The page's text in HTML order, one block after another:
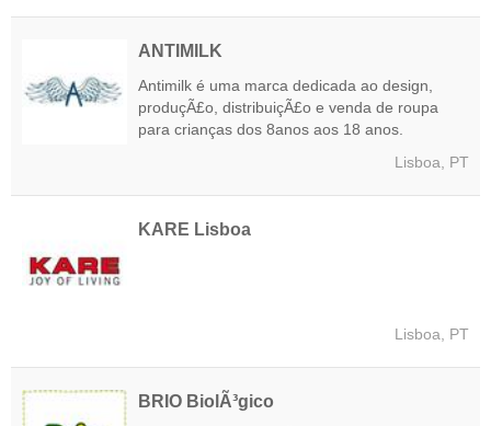
ANTIMILK
Antimilk é uma marca dedicada ao design,
produçÃ£o, distribuiçÃ£o e venda de roupa
para crianças dos 8anos aos 18 anos.
Lisboa, PT
KARE Lisboa
Lisboa, PT
BRIO BiolÃ³gico